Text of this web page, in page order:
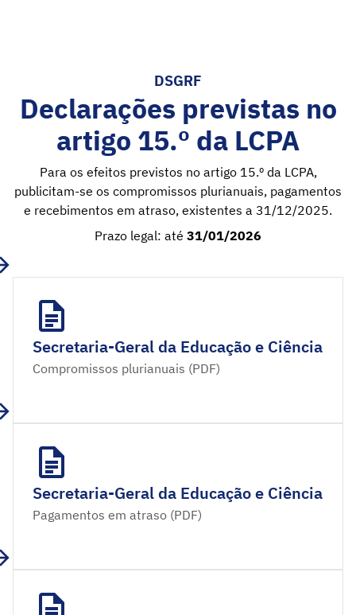
DSGRF
Declarações previstas no
artigo 15.º da LCPA
Para os efeitos previstos no artigo 15.º da LCPA,
publicitam-se os compromissos plurianuais, pagamentos
e recebimentos em atraso, existentes a 31/12/2025.
Prazo legal: até 31/01/2026
Secretaria-Geral da Educação e Ciência
Compromissos plurianuais (PDF)
Secretaria-Geral da Educação e Ciência
Pagamentos em atraso (PDF)